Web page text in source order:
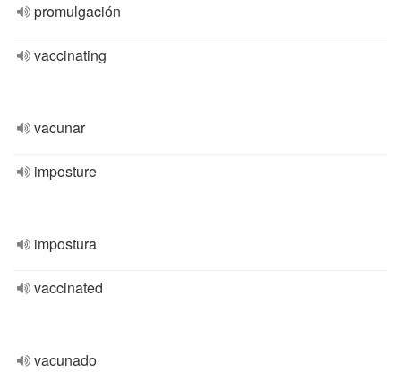
promulgación
vaccinating
vacunar
imposture
impostura
vaccinated
vacunado